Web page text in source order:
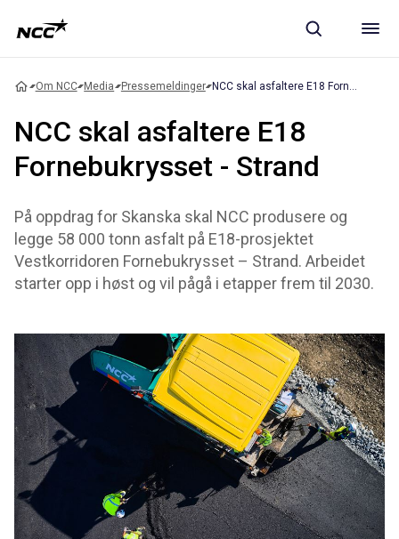
Om NCC Media Pressemeldinger
NCC skal asfaltere E18
Fornebukrysset - Strand
På oppdrag for Skanska skal NCC produsere og
legge 58 000 tonn asfalt på E18-prosjektet
Vestkorridoren Fornebukrysset – Strand. Arbeidet
starter opp i høst og vil pågå i etapper frem til 2030.